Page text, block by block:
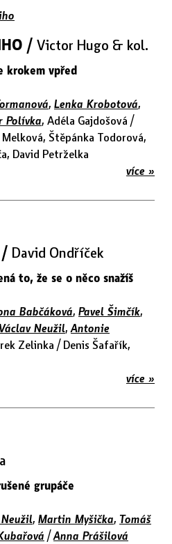
/ Victor Hugo & kol.
krokem vpřed
, Lenka Krobotová,
Polívka, Adéla Gajdošová /
Štěpánka Todorová,
David Petrželka
více »
/ David Ondříček
to, že se o něco snažíš
Babčáková, Pavel Šimčík,
Václav Neužil,Antonie
Zelinka / Denis Šafařík,
více »
grupáče
, Martin Myšička, Tomáš
/Anna Prášilová